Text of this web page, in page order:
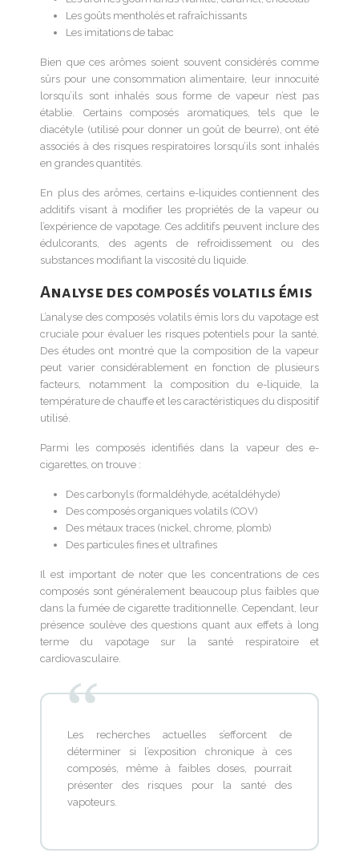
Les goûts mentholés et rafraîchissants
Les imitations de tabac
Bien que ces arômes soient souvent considérés comme
sûrs pour une consommation alimentaire, leur innocuité
lorsqu’ils sont inhalés sous forme de vapeur n’est pas
établie. Certains composés aromatiques, tels que le
diacétyle (utilisé pour donner un goût de beurre), ont été
associés à des risques respiratoires lorsqu’ils sont inhalés
en grandes quantités.
En plus des arômes, certains e-liquides contiennent des
additifs visant à modifier les propriétés de la vapeur ou
l’expérience de vapotage. Ces additifs peuvent inclure des
édulcorants, des agents de refroidissement ou des
substances modifiant la viscosité du liquide.
Analyse des composés volatils émis
L’analyse des composés volatils émis lors du vapotage est
cruciale pour évaluer les risques potentiels pour la santé.
Des études ont montré que la composition de la vapeur
peut varier considérablement en fonction de plusieurs
facteurs, notamment la composition du e-liquide, la
température de chauffe et les caractéristiques du dispositif
utilisé.
Parmi les composés identifiés dans la vapeur des e-
cigarettes, on trouve :
Des carbonyls (formaldéhyde, acétaldéhyde)
Des composés organiques volatils (COV)
Des métaux traces (nickel, chrome, plomb)
Des particules fines et ultrafines
Il est important de noter que les concentrations de ces
composés sont généralement beaucoup plus faibles que
dans la fumée de cigarette traditionnelle. Cependant, leur
présence soulève des questions quant aux effets à long
terme du vapotage sur la santé respiratoire et
cardiovasculaire.
Les recherches actuelles s’efforcent de
déterminer si l’exposition chronique à ces
composés, même à faibles doses, pourrait
présenter des risques pour la santé des
vapoteurs.